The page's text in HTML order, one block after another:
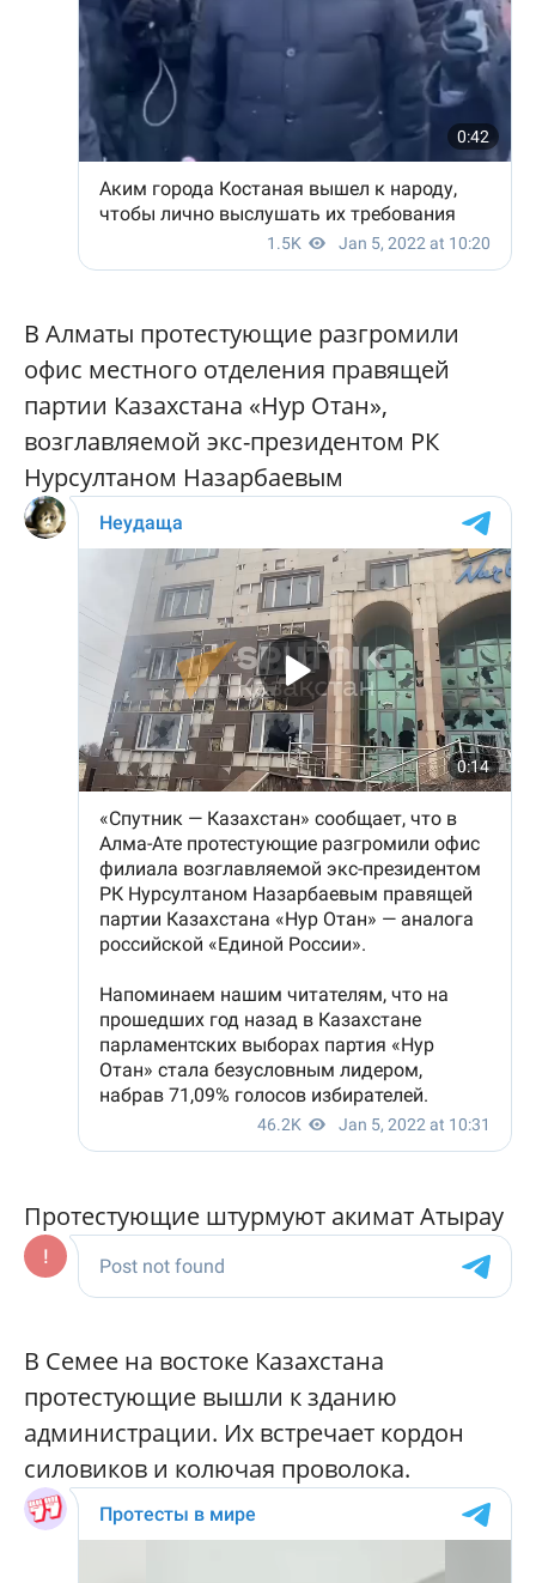
В Алматы протестующие разгромили
офис местного отделения правящей
партии Казахстана «Нур Отан»,
возглавляемой экс-президентом РК
Нурсултаном Назарбаевым
Протестующие штурмуют акимат Атырау
В Семее на востоке Казахстана
протестующие вышли к зданию
администрации. Их встречает кордон
силовиков и колючая проволока.